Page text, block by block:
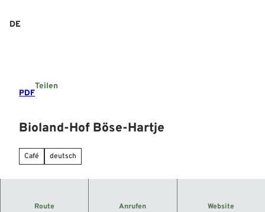
DE
PDF
Teilen
Bioland-Hof Böse-Hartje
Café deutsch
Route Anrufen Website
Der Bioland-Hof Böse-Hartje heißt Sie herzlich